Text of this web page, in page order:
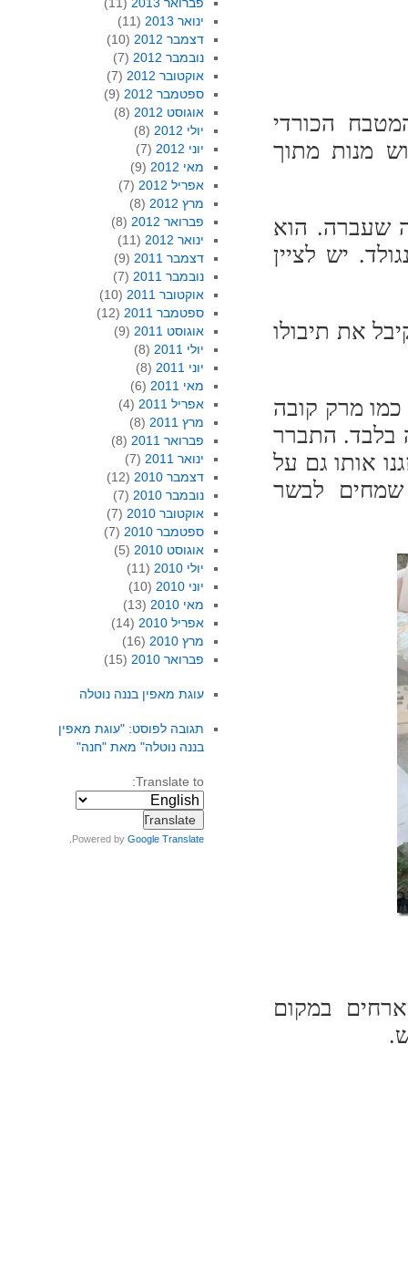
הכורדי
מנות מתוך
שעברה. הוא
יש לציין
את תיבולו
מרק קובה
בלבד. התברר
אותו גם על
לבשר
במקום
ינואר 2013
(11)
דצמבר 2012
(10)
נובמבר 2012
(7)
אוקטובר 2012
(7)
ספטמבר 2012
(9)
אוגוסט 2012
(8)
יולי 2012
(8)
יוני 2012
(7)
מאי 2012
(9)
אפריל 2012
(7)
מרץ 2012
(8)
פברואר 2012
(8)
ינואר 2012
(11)
דצמבר 2011
(9)
נובמבר 2011
(7)
אוקטובר 2011
(10)
ספטמבר 2011
(12)
אוגוסט 2011
(9)
יולי 2011
(8)
יוני 2011
(8)
מאי 2011
(6)
אפריל 2011
(4)
מרץ 2011
(8)
פברואר 2011
(8)
ינואר 2011
(7)
דצמבר 2010
(12)
נובמבר 2010
(7)
אוקטובר 2010
(7)
ספטמבר 2010
(7)
אוגוסט 2010
(5)
יולי 2010
(11)
יוני 2010
(10)
מאי 2010
(13)
אפריל 2010
(14)
מרץ 2010
(16)
פברואר 2010
(15)
עוגת מאפין בננה נוטלה
תגובה לפוסט: "עוגת מאפין
בננה נוטלה" מאת "חנה"
Translate to:
Powered byGoogle Translate